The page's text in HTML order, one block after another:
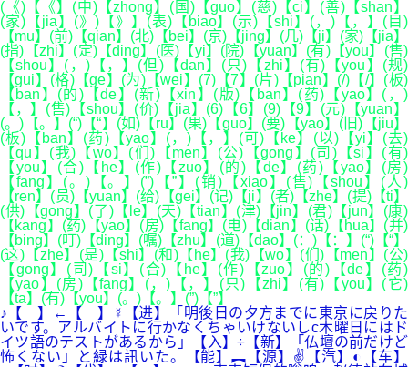
(《)【《】(中)【zhong】(国)【guo】(慈)【ci】(善)【shan】
(家)【jia】(》)【》】(表)【biao】(示)【shi】(，)【，】(目)
【mu】(前)【qian】(北)【bei】(京)【jing】(几)【ji】(家)【jia】
(指)【zhi】(定)【ding】(医)【yi】(院)【yuan】(有)【you】(售)
【shou】(，)【，】(但)【dan】(只)【zhi】(有)【you】(规)
【gui】(格)【ge】(为)【wei】(7)【7】(片)【pian】(/)【/】(板)
【ban】(的)【de】(新)【xin】(版)【ban】(药)【yao】(，)
【，】(售)【shou】(价)【jia】(6)【6】(9)【9】(元)【yuan】
(。)【。】(“)【“】(如)【ru】(果)【guo】(要)【yao】(旧)【jiu】
(板)【ban】(药)【yao】(，)【，】(可)【ke】(以)【yi】(去)
【qu】(我)【wo】(们)【men】(公)【gong】(司)【si】(有)
【you】(合)【he】(作)【zuo】(的)【de】(药)【yao】(房)
【fang】(。)【。】(”)【”】(销)【xiao】(售)【shou】(人)
【ren】(员)【yuan】(给)【gei】(记)【ji】(者)【zhe】(提)【ti】
(供)【gong】(了)【le】(天)【tian】(津)【jin】(君)【jun】(康)
【kang】(药)【yao】(房)【fang】(电)【dian】(话)【hua】(并)
【bing】(叮)【ding】(嘱)【zhu】(道)【dao】(：)【：】(“)【“】
(这)【zhe】(是)【shi】(和)【he】(我)【wo】(们)【men】(公)
【gong】(司)【si】(合)【he】(作)【zuo】(的)【de】(药)
【yao】(房)【fang】(，)【，】(只)【zhi】(有)【you】(它)
【ta】(有)【you】(。)【。】(”)【”】
♪【 】←【 】☿【进】「明後日の夕方までに東京に戻りた
いです。アルバイトに行かなくちゃいけないしc木曜日にはド
イツ語のテストがあるから」【入】÷【新】「仏壇の前だけど
怖くない」と緑は訊いた。【能】︻【源】✌【汽】◐【车】